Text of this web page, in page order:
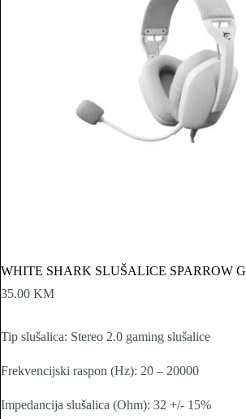
WHITE SHARK SLUŠALICE SPARROW
35.00 KM
Tip slušalica: Stereo 2.0 gaming slušalice
Frekvencijski raspon (Hz): 20 – 20000
Impedancija slušalica (Ohm): 32 +/- 15%